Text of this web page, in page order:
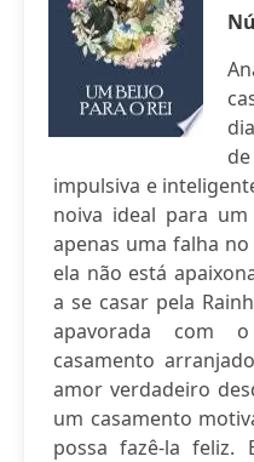
impulsiva e
noiva ideal para
apenas uma falha
ela não está
a se casar pela
apavorada com
casamento
amor verdadeiro
um casamento
possa fazê-la feliz.